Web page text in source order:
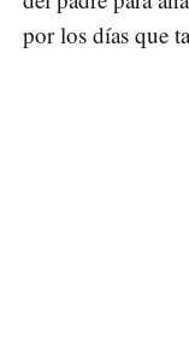
por los días que